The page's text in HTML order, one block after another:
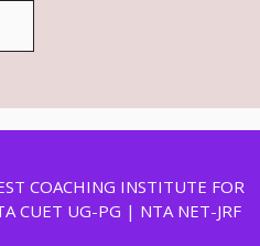
COACHING INSTITUTE FOR
CUET UG-PG | NTA NET-JRF